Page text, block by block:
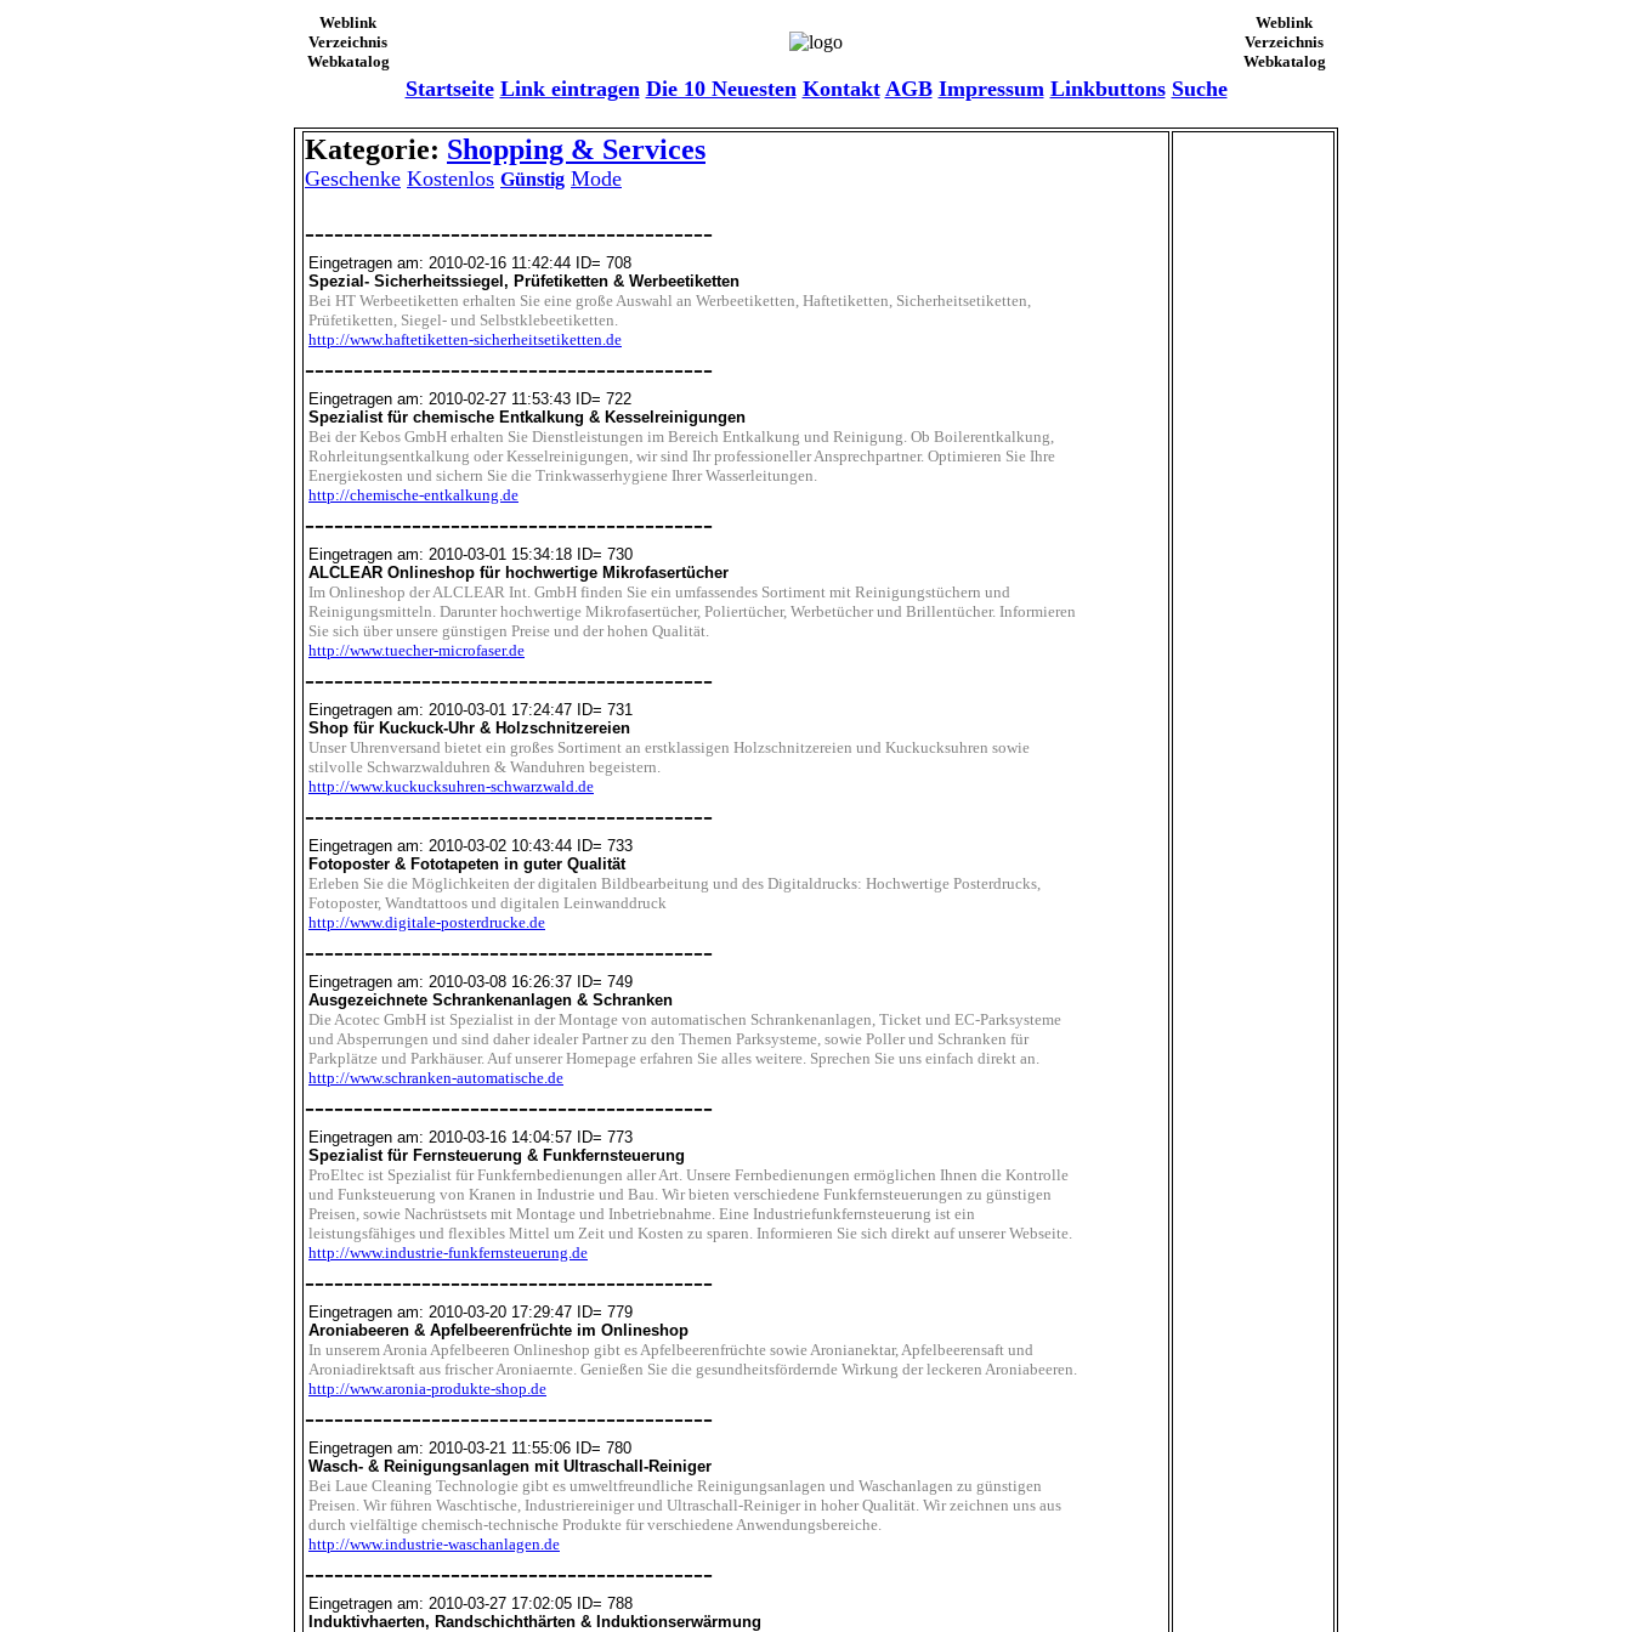
Weblink
Verzeichnis
Webkatalog
Weblink
Verzeichnis
Webkatalog
Startseite Link eintragen Die 10 Neuesten Kontakt AGB Impressum Linkbuttons Suche
Kategorie: Shopping & Services
Geschenke Kostenlos Günstig Mode
------------------------------------------
Eingetragen am: 2010-02-16 11:42:44 ID= 708
Spezial- Sicherheitssiegel, Prüfetiketten & Werbeetiketten
Bei HT Werbeetiketten erhalten Sie eine große Auswahl an Werbeetiketten, Haftetiketten, Sicherheitsetiketten,
Prüfetiketten, Siegel- und Selbstklebeetiketten.
http://www.haftetiketten-sicherheitsetiketten.de
------------------------------------------
Eingetragen am: 2010-02-27 11:53:43 ID= 722
Spezialist für chemische Entkalkung & Kesselreinigungen
Bei der Kebos GmbH erhalten Sie Dienstleistungen im Bereich Entkalkung und Reinigung. Ob Boilerentkalkung,
Rohrleitungsentkalkung oder Kesselreinigungen, wir sind Ihr professioneller Ansprechpartner. Optimieren Sie Ihre
Energiekosten und sichern Sie die Trinkwasserhygiene Ihrer Wasserleitungen.
http://chemische-entkalkung.de
------------------------------------------
Eingetragen am: 2010-03-01 15:34:18 ID= 730
ALCLEAR Onlineshop für hochwertige Mikrofasertücher
Im Onlineshop der ALCLEAR Int. GmbH finden Sie ein umfassendes Sortiment mit Reinigungstüchern und
Reinigungsmitteln. Darunter hochwertige Mikrofasertücher, Poliertücher, Werbetücher und Brillentücher. Informieren
Sie sich über unsere günstigen Preise und der hohen Qualität.
http://www.tuecher-microfaser.de
------------------------------------------
Eingetragen am: 2010-03-01 17:24:47 ID= 731
Shop für Kuckuck-Uhr & Holzschnitzereien
Unser Uhrenversand bietet ein großes Sortiment an erstklassigen Holzschnitzereien und Kuckucksuhren sowie
stilvolle Schwarzwalduhren & Wanduhren begeistern.
http://www.kuckucksuhren-schwarzwald.de
------------------------------------------
Eingetragen am: 2010-03-02 10:43:44 ID= 733
Fotoposter & Fototapeten in guter Qualität
Erleben Sie die Möglichkeiten der digitalen Bildbearbeitung und des Digitaldrucks: Hochwertige Posterdrucks,
Fotoposter, Wandtattoos und digitalen Leinwanddruck
http://www.digitale-posterdrucke.de
------------------------------------------
Eingetragen am: 2010-03-08 16:26:37 ID= 749
Ausgezeichnete Schrankenanlagen & Schranken
Die Acotec GmbH ist Spezialist in der Montage von automatischen Schrankenanlagen, Ticket und EC-Parksysteme
und Absperrungen und sind daher idealer Partner zu den Themen Parksysteme, sowie Poller und Schranken für
Parkplätze und Parkhäuser. Auf unserer Homepage erfahren Sie alles weitere. Sprechen Sie uns einfach direkt an.
http://www.schranken-automatische.de
------------------------------------------
Eingetragen am: 2010-03-16 14:04:57 ID= 773
Spezialist für Fernsteuerung & Funkfernsteuerung
ProEltec ist Spezialist für Funkfernbedienungen aller Art. Unsere Fernbedienungen ermöglichen Ihnen die Kontrolle
und Funksteuerung von Kranen in Industrie und Bau. Wir bieten verschiedene Funkfernsteuerungen zu günstigen
Preisen, sowie Nachrüstsets mit Montage und Inbetriebnahme. Eine Industriefunkfernsteuerung ist ein
leistungsfähiges und flexibles Mittel um Zeit und Kosten zu sparen. Informieren Sie sich direkt auf unserer Webseite.
http://www.industrie-funkfernsteuerung.de
------------------------------------------
Eingetragen am: 2010-03-20 17:29:47 ID= 779
Aroniabeeren & Apfelbeerenfrüchte im Onlineshop
In unserem Aronia Apfelbeeren Onlineshop gibt es Apfelbeerenfrüchte sowie Aronianektar, Apfelbeerensaft und
Aroniadirektsaft aus frischer Aroniaernte. Genießen Sie die gesundheitsfördernde Wirkung der leckeren Aroniabeeren.
http://www.aronia-produkte-shop.de
------------------------------------------
Eingetragen am: 2010-03-21 11:55:06 ID= 780
Wasch- & Reinigungsanlagen mit Ultraschall-Reiniger
Bei Laue Cleaning Technologie gibt es umweltfreundliche Reinigungsanlagen und Waschanlagen zu günstigen
Preisen. Wir führen Waschtische, Industriereiniger und Ultraschall-Reiniger in hoher Qualität. Wir zeichnen uns aus
durch vielfältige chemisch-technische Produkte für verschiedene Anwendungsbereiche.
http://www.industrie-waschanlagen.de
------------------------------------------
Eingetragen am: 2010-03-27 17:02:05 ID= 788
Induktivhaerten, Randschichthärten & Induktionserwärmung